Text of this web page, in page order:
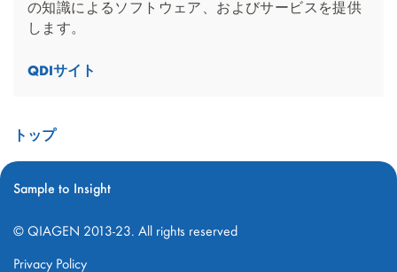
の知識によるソフトウェア、およびサービスを提供
します。
QDIサイト
トップ
Sample to Insight
© QIAGEN 2013-23. All rights reserved
Privacy Policy